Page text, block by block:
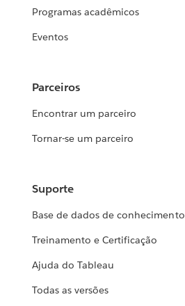
Programas acadêmicos
Eventos
Parceiros
Encontrar um parceiro
Tornar-se um parceiro
Suporte
Base de dados de conhecimento
Treinamento e Certificação
Ajuda do Tableau
Todas as versões